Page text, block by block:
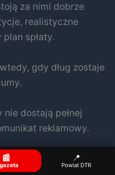
za nimi dobrze
realistyczne
spłaty.
gdy dług zostaje
dostają pełnej
reklamowy.
od sprzedaży
📰 📍
Powiat DTR